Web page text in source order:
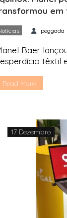
em
peggada
Baer
têxtil
projeto Beat by
Read More
17 Dezembro